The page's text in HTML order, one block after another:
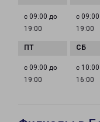
с 09:00 до
19:00
с
19:00
с 09:00 до
19:00
с
16:00